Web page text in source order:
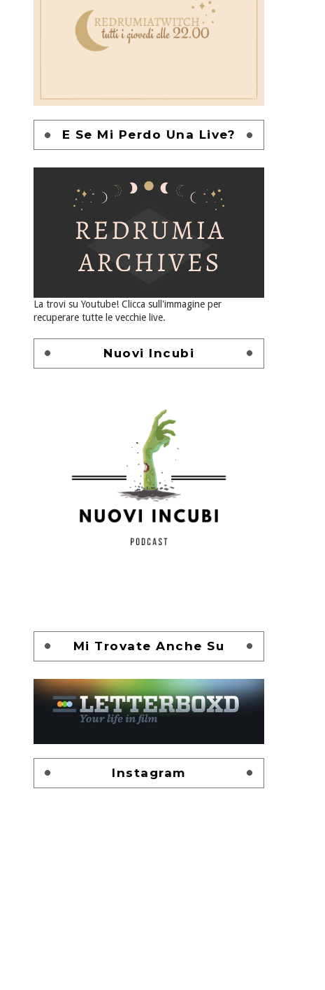
E Se Mi Perdo Una Live?
La trovi su Youtube! Clicca sull'immagine per
recuperare tutte le vecchie live.
Nuovi Incubi
Mi Trovate Anche Su
Instagram